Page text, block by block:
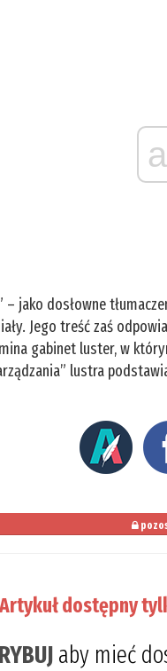
jako dosłowne
Jego treść zaś
gabinet luster, w
lustra
Artykuł dostępny
aby mieć